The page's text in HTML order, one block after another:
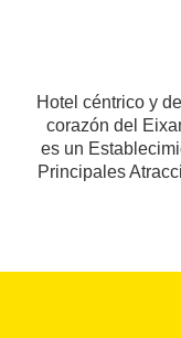
Hotel céntrico y
corazón del
es un
Principales